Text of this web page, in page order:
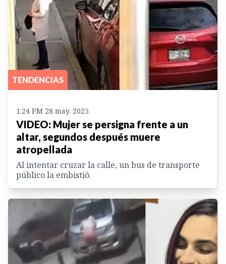
TENDENCIAS
1:24 PM 28 may. 2025
VIDEO: Mujer se persigna frente a un
altar, segundos después muere
atropellada
Al intentar cruzar la calle, un bus de transporte
público la embistió.